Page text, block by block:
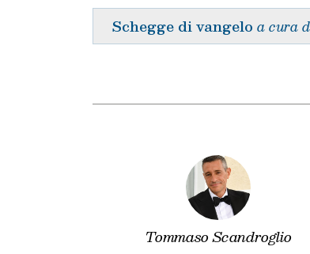
Schegge di vangelo a cura
Tommaso Scandroglio